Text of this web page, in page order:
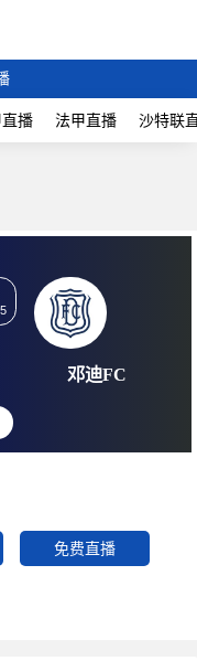
播 法甲直播 沙特联
02:17:25
邓迪
免费直播